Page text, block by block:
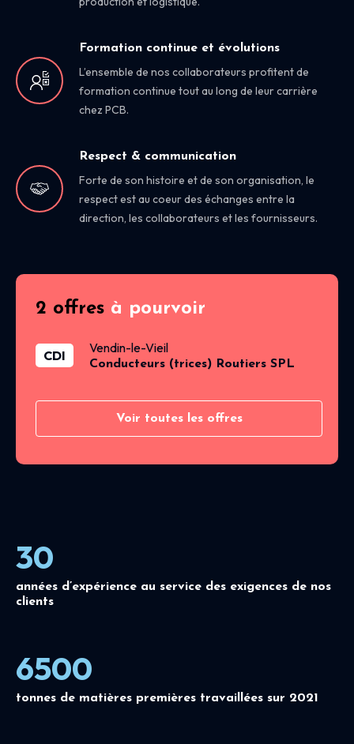
Formation continue et évolutions
L’ensemble de nos collaborateurs profitent de
formation continue tout au long de leur carrière
chez PCB.
Respect & communication
Forte de son histoire et de son organisation, le
respect est au coeur des échanges entre la
direction, les collaborateurs et les fournisseurs.
2 offres à pourvoir
CDI Vendin-le-Vieil
Conducteurs (trices) Routiers SPL
Voir toutes les offres
30
années d’expérience au service des exigences de nos
clients
6500
tonnes de matières premières travaillées sur 2021